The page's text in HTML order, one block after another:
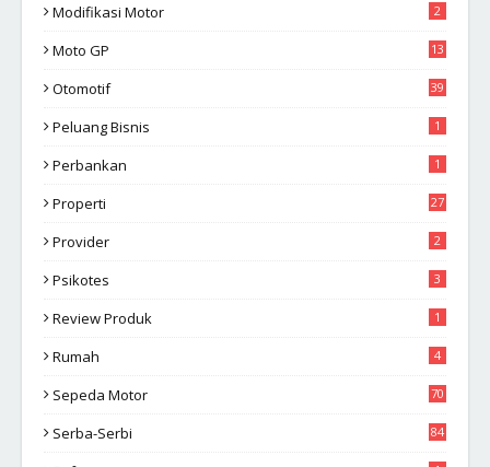
Modifikasi Motor 2
Moto GP 13
Otomotif 39
Peluang Bisnis 1
Perbankan 1
Properti 27
Provider 2
Psikotes 3
Review Produk 1
Rumah 4
Sepeda Motor 70
Serba-Serbi 84